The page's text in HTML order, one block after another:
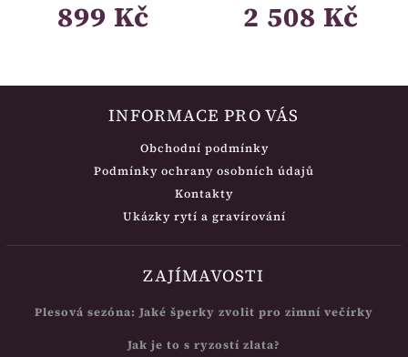
899 Kč 2 508 Kč
INFORMACE PRO VÁS
Obchodní podmínky
Podmínky ochrany osobních údajů
Kontakty
Ukázky rytí a gravírování
ZAJÍMAVOSTI
Plesová sezóna: Jaké šperky zvolit pro zimní večírky
Jak je to s ryzostí zlata?